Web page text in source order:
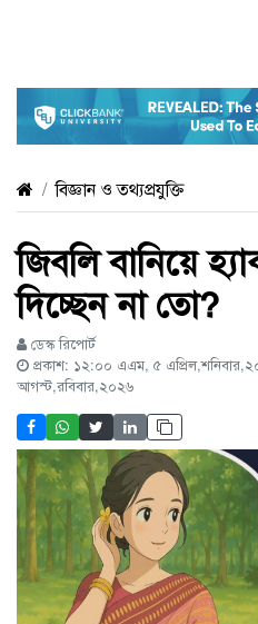
বিজ্ঞান ও তথ্যপ্রযুক্তি
জিবলি বানিয়ে
দিচ্ছেন না তো?
ডেস্ক রিপোর্ট
প্রকাশ: ১২:০০ এএম, ৫
আগস্ট,রবিবার,২০২৬